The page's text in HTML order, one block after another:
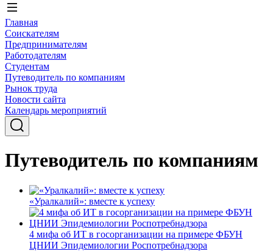
Главная
Соискателям
Предпринимателям
Работодателям
Студентам
Путеводитель по компаниям
Рынок труда
Новости сайта
Календарь мероприятий
Путеводитель по компаниям
«Уралкалий»: вместе к успеху
4 мифа об ИТ в госорганизации на примере ФБУН
ЦНИИ Эпидемиологии Роспотребнадзора